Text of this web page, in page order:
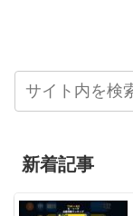
新着記事